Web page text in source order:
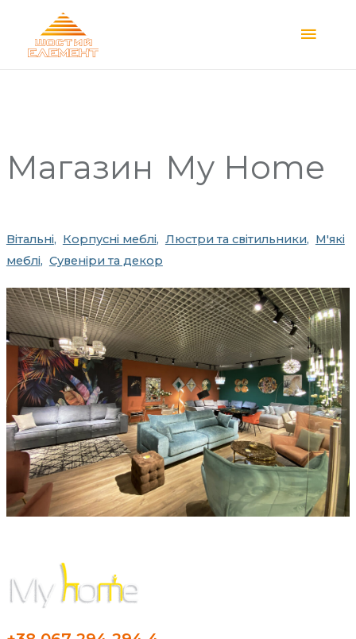
Main
Магазин My Home
Вітальні Корпусні меблі Люстри та світильники
М'які
меблі
Сувеніри та декор